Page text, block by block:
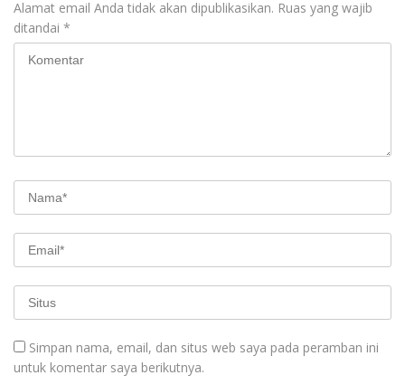
Alamat email Anda tidak akan dipublikasikan. Ruas yang wajib
ditandai *
Simpan nama, email, dan situs web saya pada peramban ini
untuk komentar saya berikutnya.